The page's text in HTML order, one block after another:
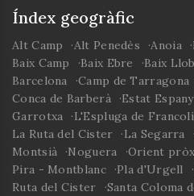
Índex geogràfic
Alt Camp Alt Penedès Anoia
Baix Camp
Baix Ebre Baix
Barcelona
Camp de Tarragona
Conca de Barberà
Estat
Garrotxa
L'Espluga de Francolí
La Ruta del Cister
La Segarra
Montsià
Noguera Orient
Pira - Montblanc
Pla d'Urgell
Ruta del Cister
Santa Coloma